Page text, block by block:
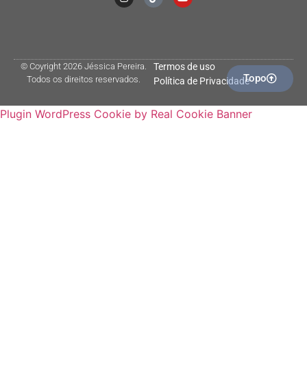
© Coyright 2026 Jéssica Pereira.
Todos os direitos reservados.
Termos de uso
Política de PrivacidadeTopo
Plugin WordPress Cookie by Real Cookie Banner